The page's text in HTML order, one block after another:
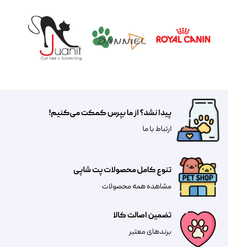
تضمین اصالت کالا
​​برندهای معتبر​​​​​​​
تنوع کامل محصولات پت شاپی
مشاهده همه محصولات
پیدا نشد؟ از ما بپرس کمکت می‌کنیم!
​​​ارتباط با ما